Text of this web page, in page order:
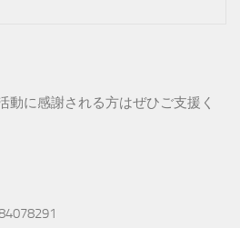
動に感謝される方はぜひご支援く